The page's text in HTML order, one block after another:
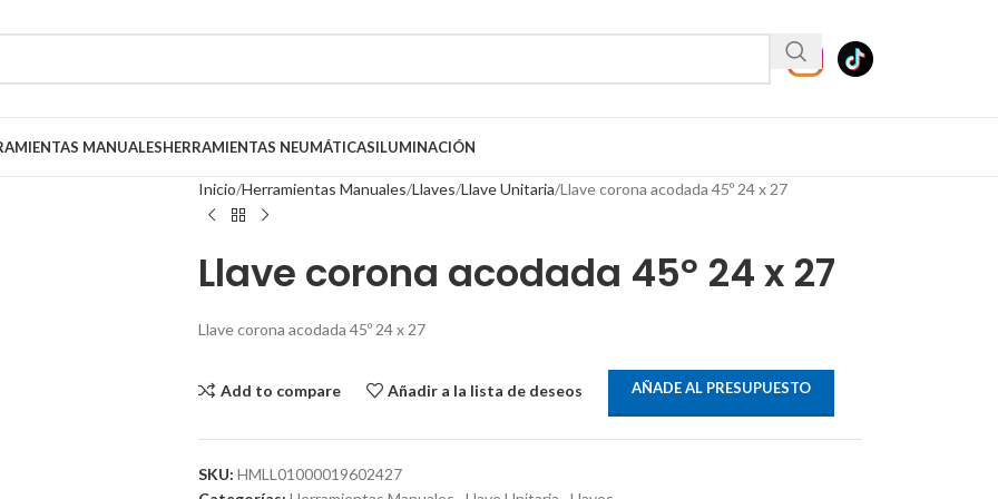
MANUALESHERRAMIENTAS NEUMÁTICASILUMINACIÓN
Inicio Herramientas Manuales Llaves Llave Unitaria Llave corona acodada 45º 24 x 27
Llave corona acodada 45º 24 x 27
Llave corona acodada 45º 24 x 27
Add to compare Añadir a la lista de deseos AÑADE AL PRESUPUESTO
SKU: HMLL01000019602427